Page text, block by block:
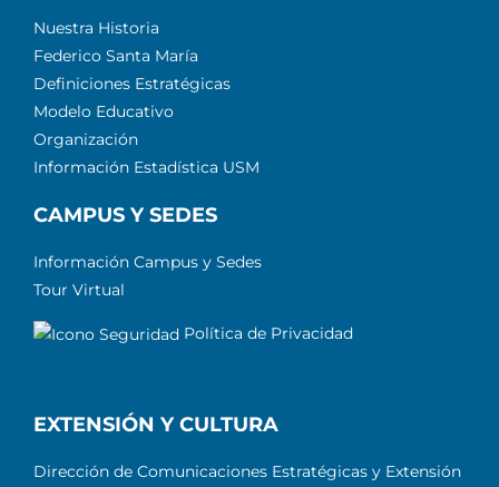
Nuestra Historia
Federico Santa María
Definiciones Estratégicas
Modelo Educativo
Organización
Información Estadística USM
CAMPUS Y SEDES
Información Campus y Sedes
Tour Virtual
Política de Privacidad
EXTENSIÓN Y CULTURA
Dirección de Comunicaciones Estratégicas y Extensión